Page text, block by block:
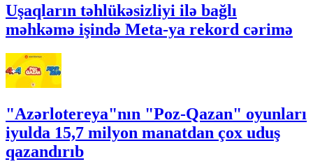
Uşaqların təhlükəsizliyi ilə bağlı
məhkəmə işində Meta-ya rekord cərimə
"Azərlotereya"nın "Poz-Qazan" oyunları
iyulda 15,7 milyon manatdan çox uduş
qazandırıb